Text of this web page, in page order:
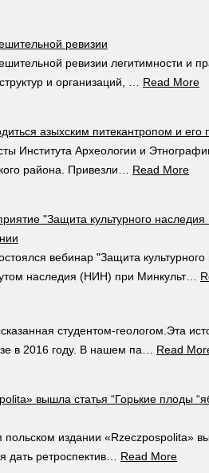
ревизии
ревизии легитимности и
и организаций, …
Read More
азыхским питекантропом и его
Института Археологии и
района. Привезли…
Read More
"Защита культурного
вебинар "Защита
наследия (НИН) при Минкульт…
студентом-геологом.Эта
в 2016 году. В нашем па…
Read
вышла статья “Горькие плоды
издании «Rzeczpospolita»
дать ретроспектив…
Read More